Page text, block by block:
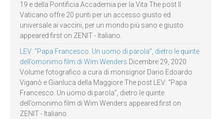
19 e della Pontificia Accademia per la Vita The post Il
Vaticano offre 20 punti per un accesso giusto ed
universale ai vaccini, per un mondo più sano e giusto
appeared first on ZENIT - Italiano.
LEV: “Papa Francesco. Un uomo di parola”, dietro le quinte
dell’omonimo film di Wim Wenders Dicembre 29, 2020
Volume fotografico a cura di monsignor Dario Edoardo
Viganò e Gianluca della Maggiore The post LEV: “Papa
Francesco. Un uomo di parola”, dietro le quinte
dell’omonimo film di Wim Wenders appeared first on
ZENIT - Italiano.